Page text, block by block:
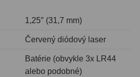
1,25″ (31,7 mm)
Červený diódový laser
Batérie (obvykle 3x LR44
alebo podobné)